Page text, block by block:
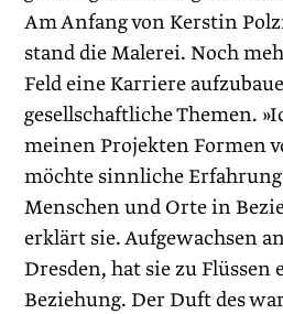
Am Anfang von Kerstin
stand die Malerei. Noch
Feld eine Karriere
gesellschaftliche Themen.
meinen Projekten Formen
möchte sinnliche
Menschen und Orte in
erklärt sie. Aufgewachsen
Dresden, hat sie zu Flüssen
Beziehung. Der Duft des